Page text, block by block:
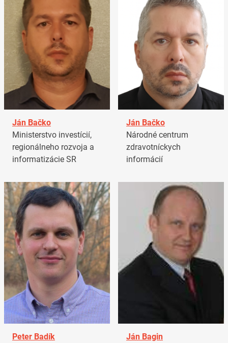
Ján Bačko
Ministerstvo investícií,
regionálneho rozvoja a
informatizácie SR
Ján Bačko
Národné centrum
zdravotníckych
informácií
Peter Badík
Ján Bagin